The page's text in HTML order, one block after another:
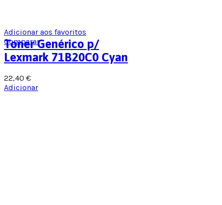
Adicionar aos favoritos
Comparar
Toner Genérico p/
Lexmark 71B20C0 Cyan
22,40 €
Adicionar